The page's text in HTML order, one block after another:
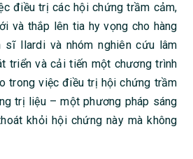
điều trị các hội chứng trầm cảm,
và thắp lên tia hy vọng cho hàng
sĩ Ilardi và nhóm nghiên cứu lâm
triển và cải tiến một chương trình
trong việc điều trị hội chứng trầm
trị liệu – một phương pháp sáng
khỏi hội chứng này mà không